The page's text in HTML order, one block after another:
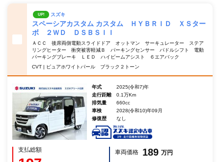
UP! スズキ
スペーシアカスタム カスタム ＨＹＢＲＩＤ ＸＳター
ボ ２ＷＤ ＤＳＢＳＩＩ
ＡＣＣ 後席両側電動スライドドア オットマン サーキュレーター ステア
リングヒーター 衝突被害軽減Ｂ パーキングセンサー パドルシフト 電動
パーキングブレーキ ＬＥＤ ハイビームアシスト ６エアバック
CVT | ピュアホワイトパール ブラック２トーン
年式
2025(令和7)年
走行距離
0.1万Km
排気量
660cc
車検
2028(令和10)年09月
修復歴
なし
支払総額 車両価格 189 万円